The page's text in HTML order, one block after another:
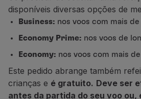
Entretenimento
Wi-Fi
Gestão da Reserva
Extras e Upgrades
Fatura online
TAP Vouchers
Extras
disponíveis diversas opções de
Business: nos voos com mais
Economy Prime: nos voos de
Economy: nos voos com mais
Este pedido abrange também
crianças e é gratuito. Deve ser
antes da partida do seu voo ou,